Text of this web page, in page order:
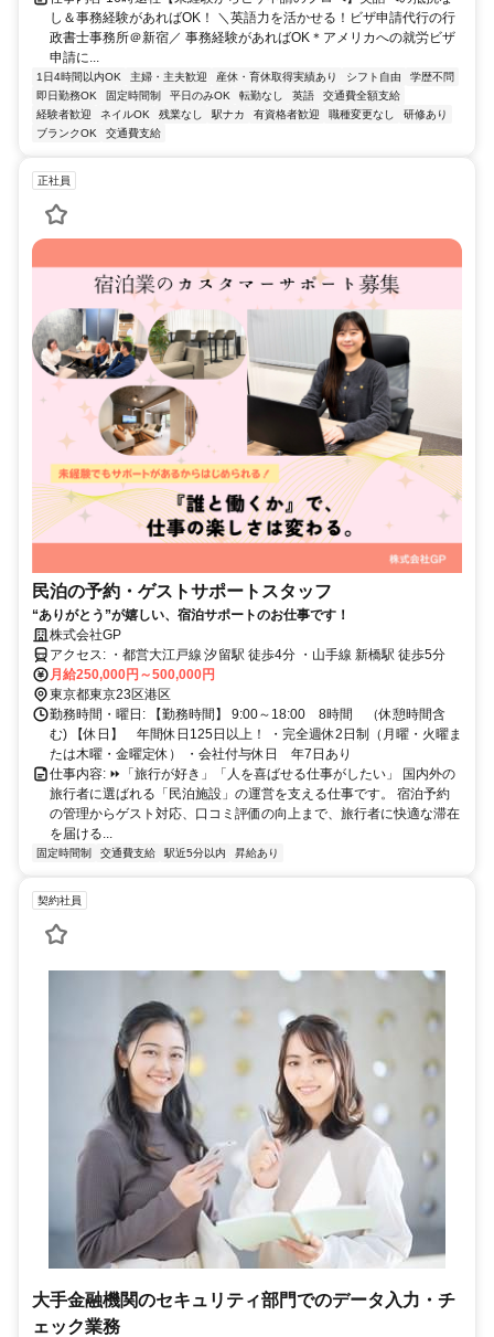
し＆事務経験があればOK！ ＼英語力を活かせる！ビザ申請代行の行
政書士事務所＠新宿／ 事務経験があればOK＊アメリカへの就労ビザ
申請に...
1日4時間以内OK 主婦・主夫歓迎 産休・育休取得実績あり シフト自由
学歴不問
即日勤務OK
固定時間制 平日のみOK 転勤なし 英語
交通費全額支給
経験者歓迎
ネイルOK 残業なし 駅ナカ 有資格者歓迎 職種変更なし
研修あり
ブランクOK
交通費支給
正社員
民泊の予約・ゲストサポートスタッフ
“ありがとう”が嬉しい、宿泊サポートのお仕事です！
株式会社GP
アクセス: ・都営大江戸線 汐留駅 徒歩4分 ・山手線 新橋駅 徒歩5分
月給250,000円～500,000円
東京都東京23区港区
勤務時間・曜日: 【勤務時間】 9:00～18:00 8時間 （休憩時間含
む) 【休日】 年間休日125日以上！ ・完全週休2日制（月曜・火曜ま
たは木曜・金曜定休） ・会社付与休日 年7日あり
仕事内容: ⏩「旅行が好き」「人を喜ばせる仕事がしたい」 国内外の
旅行者に選ばれる「民泊施設」の運営を支える仕事です。 宿泊予約
の管理からゲスト対応、口コミ評価の向上まで、旅行者に快適な滞在
を届ける...
固定時間制 交通費支給 駅近5分以内 昇給あり
契約社員
大手金融機関のセキュリティ部門でのデータ入力・チ
ェック業務